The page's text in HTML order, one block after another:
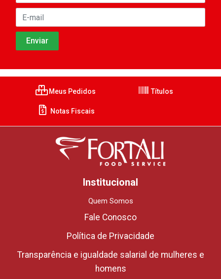
Meus Pedidos Títulos
Notas Fiscais
Institucional
Quem Somos
Fale Conosco
Política de Privacidade
Transparência e igualdade salarial de mulheres e
homens